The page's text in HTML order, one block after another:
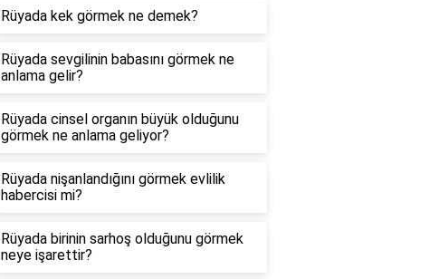
Rüyada kek görmek ne demek?
Rüyada sevgilinin babasını görmek ne
anlama gelir?
Rüyada cinsel organın büyük olduğunu
görmek ne anlama geliyor?
Rüyada nişanlandığını görmek evlilik
habercisi mi?
Rüyada birinin sarhoş olduğunu görmek
neye işarettir?